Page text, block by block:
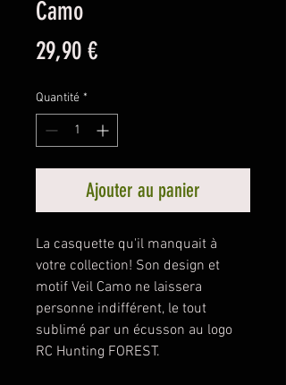
Camo
29,90 €Prix
Quantité *
Ajouter au panier
La casquette qu'il manquait à
votre collection! Son design et
motif Veil Camo ne laissera
personne indifférent, le tout
sublimé par un écusson au logo
RC Hunting FOREST.